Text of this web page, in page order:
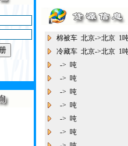
棉被车 北京->北京 1
冷藏车 北京->北京 1
-> 吨
-> 吨
-> 吨
-> 吨
-> 吨
-> 吨